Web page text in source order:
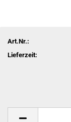
Art.Nr.:
Lieferzeit: